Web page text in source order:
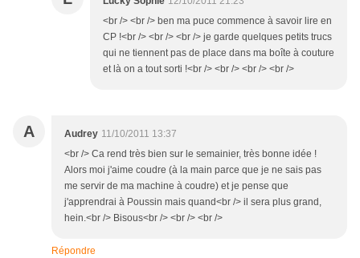
<br /> <br /> ben ma puce commence à savoir lire en
CP !<br /> <br /> <br /> je garde quelques petits trucs
qui ne tiennent pas de place dans ma boîte à couture
et là on a tout sorti !<br /> <br /> <br /> <br />
A Audrey 11/10/2011 13:37
<br /> Ca rend très bien sur le semainier, très bonne idée !
Alors moi j'aime coudre (à la main parce que je ne sais pas
me servir de ma machine à coudre) et je pense que
j'apprendrai à Poussin mais quand<br /> il sera plus grand,
hein.<br /> Bisous<br /> <br /> <br />
Répondre